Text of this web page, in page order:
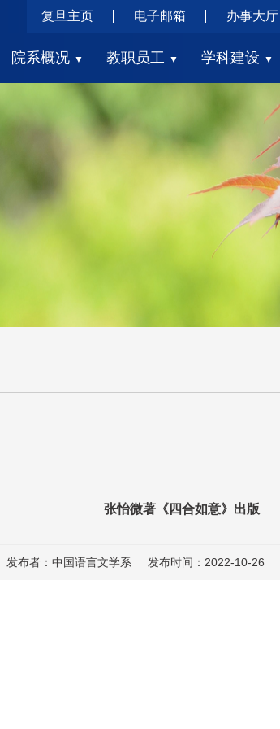
院系概况 ▼ 教职员工 ▼ 学科建设 ▼
复旦主页 电子邮箱 办事大厅
张怡微著《四合如意》出版
发布者：中国语言文学系 发布时间：2022-10-26